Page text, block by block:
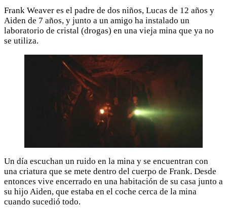
Frank Weaver es el padre de dos niños, Lucas de 12 años y
Aiden de 7 años, y junto a un amigo ha instalado un
laboratorio de cristal (drogas) en una vieja mina que ya no
se utiliza.
Un día escuchan un ruido en la mina y se encuentran con
una criatura que se mete dentro del cuerpo de Frank. Desde
entonces vive encerrado en una habitación de su casa junto a
su hijo Aiden, que estaba en el coche cerca de la mina
cuando sucedió todo.